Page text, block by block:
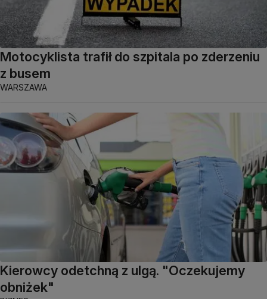
Motocyklista trafił do szpitala po zderzeniu
z busem
WARSZAWA
Kierowcy odetchną z ulgą. "Oczekujemy
obniżek"